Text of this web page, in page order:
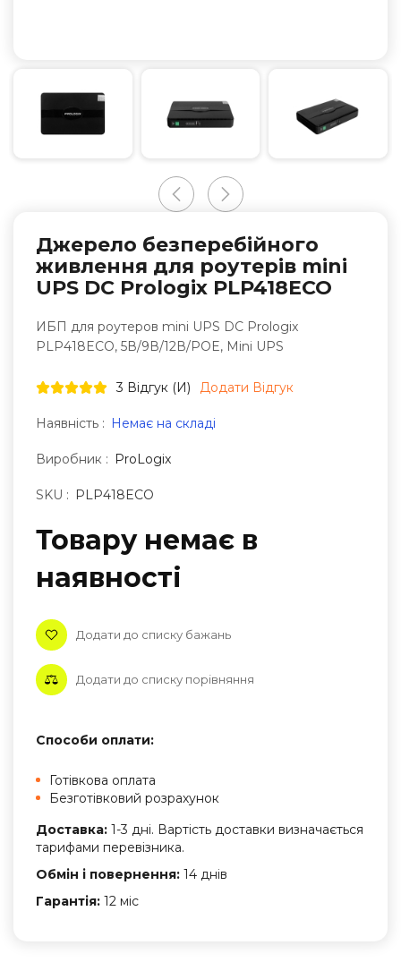
Джерело безперебійного
живлення для роутерів mini
UPS DC Prologix PLP418ECO
ИБП для роутеров mini UPS DC Prologix
PLP418ECO, 5В/9В/12В/POE, Mini UPS
3 Відгук (и) Додати Відгук
Наявність : Немає на складі
Виробник : ProLogix
SKU : PLP418ECO
Товару немає в
наявностi
Додати до списку бажань
Додати до списку порівняння
Способи оплати:
Готівкова оплата
Безготівковий розрахунок
Доставка: 1-3 дні. Вартість доставки визначається
тарифами перевізника.
Обмін і повернення: 14 днів
Гарантія: 12 міс